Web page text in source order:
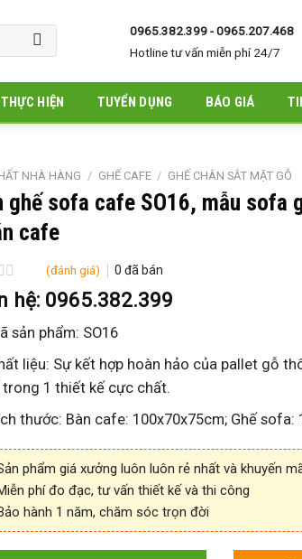
0965.382.399 - 0965.207.468
Hotline tư vấn miễn phí 24/7
HIỆN TUYỂN DỤNG BÁO GIÁ
NHÀ HÀNG / GHẾ CAFE / GHẾ CHÂN SẮT MẶT GỖ
ghế sofa cafe SO16, mẫu sofa
cafe
(đánh giá) 0 đã bán
hệ: 0965.382.399
sản phẩm: SO16
liệu: Sự kết hợp hoàn hảo của pallet gỗ
trong 1 thiết kế cực chất.
thước: Bàn cafe: 100x70x75cm; Ghế sofa:
phẩm giá xưởng luôn luôn rẻ nhất và khuyến
phí đo đạc, tư vấn thiết kế và thi công
hành 1 năm, chăm sóc trọn đời